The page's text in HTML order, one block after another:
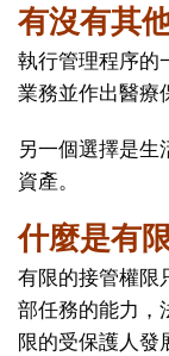
有沒有其
執行管理程序的
業務並作出醫療
另一個選擇是生
資產。
什麼是有
有限的接管權限
部任務的能力，
限的受保護人發